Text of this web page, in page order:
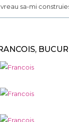
vreau sa-mi